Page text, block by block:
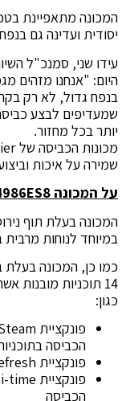
המכונה מתאפיינת
יסודית ועדינה גם
עידו שני, סמנכ"ל
היום: "אנחנו מזהים
בנפח גדול, לא רק
שמעדיפים לבצע
יותר בכל מחזור.
שמירה על איכות
על המכונה
המכונה בעלת תוף
במיוחד לנוחות
כמו כן, המכונה בעלת
14 תוכניות מובנות
כגון:
הכביסה
פונקציית Refresh – תוכנית מיוחדת לכביסה עדינה
הכביסה